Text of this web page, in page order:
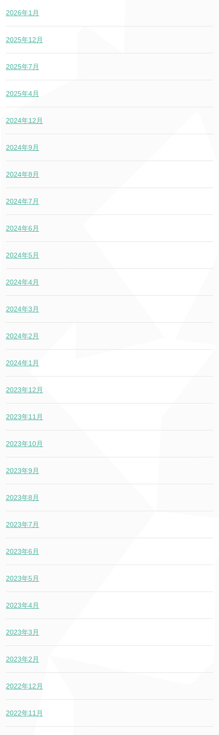
2026年1月
2025年12月
2025年7月
2025年4月
2024年12月
2024年9月
2024年8月
2024年7月
2024年6月
2024年5月
2024年4月
2024年3月
2024年2月
2024年1月
2023年12月
2023年11月
2023年10月
2023年9月
2023年8月
2023年7月
2023年6月
2023年5月
2023年4月
2023年3月
2023年2月
2022年12月
2022年11月